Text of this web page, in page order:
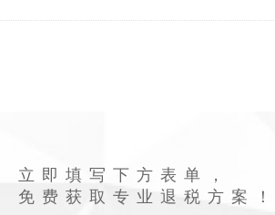
立即填写下方表单，
免费获取专业退税方案！